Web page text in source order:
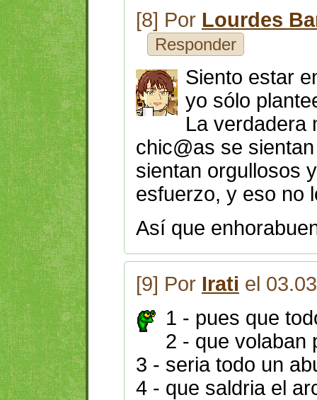
[8] Por Lourdes
Responder
Siento estar
yo sólo
La verdadera
chic@as se
sientan orgullosos
esfuerzo, y eso no
Así que
[9] Por Irati el
1 - pues que
2 - que volaban
3 - seria todo un
4 - que saldria el